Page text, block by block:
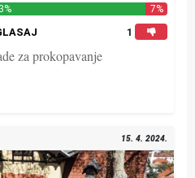
7%
1
za prokopavanje
15. 4. 2024.